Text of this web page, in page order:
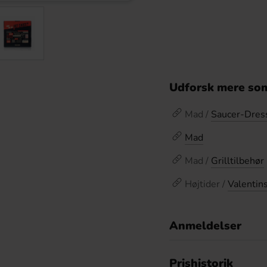
Udforsk mere
Mad / Saucer-
Mad
Mad / Grilltilbehør
Højtider /
Anmeldelser
Prishistorik